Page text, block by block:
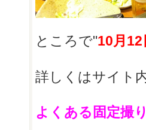
ところで"10月12
詳しくはサイト
よくある固定撮